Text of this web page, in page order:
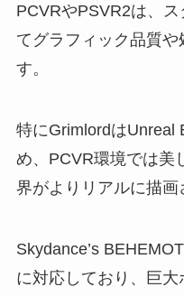
PCVRやPSVR2は、
てグラフィック品質
す。
特にGrimlordはUnreal
め、PCVR環境では美
界がよりリアルに描画
Skydance’s
に対応しており、巨